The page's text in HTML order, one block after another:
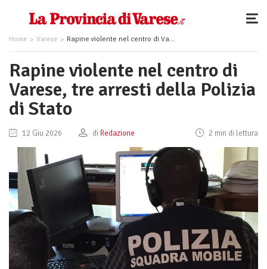
Home Varese Rapine violente nel centro di Varese, tre arresti della Polizia di Stato
Rapine violente nel centro di
Varese, tre arresti della Polizia
di Stato
12 Giu 2026 di Redazione 2 min di lettura